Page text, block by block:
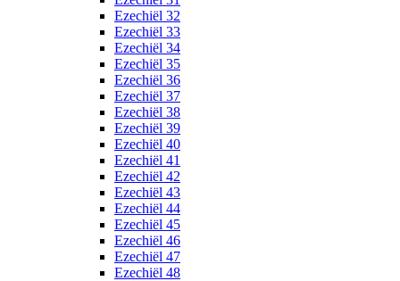
Ezechiël 32
Ezechiël 33
Ezechiël 34
Ezechiël 35
Ezechiël 36
Ezechiël 37
Ezechiël 38
Ezechiël 39
Ezechiël 40
Ezechiël 41
Ezechiël 42
Ezechiël 43
Ezechiël 44
Ezechiël 45
Ezechiël 46
Ezechiël 47
Ezechiël 48